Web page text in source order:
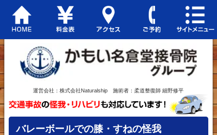
運営会社：株式会社Naturalship 施術者：柔道整復師 細野修平
バレーボールでの膝・すねの怪我